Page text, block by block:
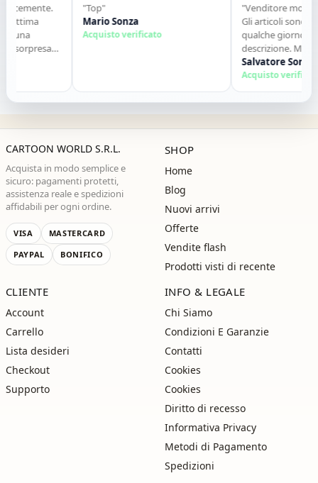
"Top"
Mario Sonza
Acquisto verificato
"Venditore molto
Gli articoli sono
qualche giorno e
descrizione. Molto
contatti. Consigliato."
Salvatore Sorbo
Acquisto verificato
CARTOON WORLD S.R.L.
Acquista in modo semplice e
sicuro: pagamenti protetti,
assistenza reale e spedizioni
affidabili per ogni ordine.
VISA
MASTERCARD
PAYPAL
BONIFICO
SHOP
Home
Blog
Nuovi arrivi
Offerte
Vendite flash
Prodotti visti di recente
CLIENTE
Account
Carrello
Lista desideri
Checkout
Supporto
INFO & LEGALE
Chi Siamo
Condizioni E Garanzie
Contatti
Cookies
Cookies
Diritto di recesso
Informativa Privacy
Metodi di Pagamento
Spedizioni